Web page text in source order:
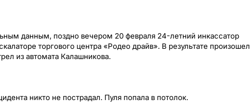
данным, поздно вечером 20 февраля 24-летний инкассатор
торгового центра «Родео драйв». В результате произошел
из автомата Калашникова.
никто не пострадал. Пуля попала в потолок.